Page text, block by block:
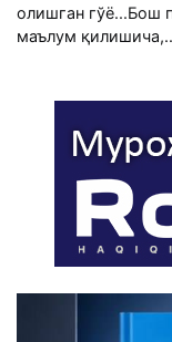
олишган гўё...Бош
маълум